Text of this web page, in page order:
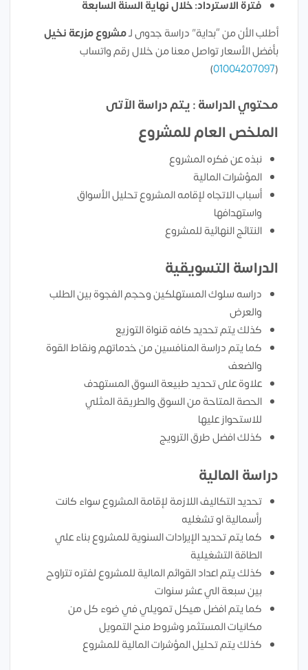
فترة الاسترداد: خلال نهاية السنة السابعة
أطلب الأن من “بداية” دراسة جدوى لـمشروعمزرعة نخيل
بأفضل الأسعار تواصل معنا من خلال رقم واتساب
(
01004207097
)
محتوي الدراسة : يتم دراسة الآتى
الملخص العام للمشروع
نبذه عن فكره المشروع
المؤشرات المالية
أسباب الاتجاه لإقامه المشروع تحليل الأسواق
واستهدافها
النتائج النهائية للمشروع
الدراسة التسويقية
دراسه سلوك المستهلكين وحجم الفجوة بين الطلب
والعرض
كذلك يتم تحديد كافه قنواة التوزيع
كما يتم دراسة المنافسين من خدماتهم ونقاط القوة
والضعف
علاوة على تحديد طبيعة السوق المستهدف
الحصة المتاحة من السوق والطريقة المثلي
للاستحواز عليها
كذلك افضل طرق الترويج
دراسة المالية
تحديد التكاليف اللازمة لإقامة المشروع سواء كانت
رأسمالية او تشغليه
كما يتم تحديد الإيرادات السنوية للمشروع بناء علي
الطاقة التشغيلية
كذلك يتم اعداد القوائم المالية للمشروع لفتره تتراوح
بين سبعة الي عشر سنوات
كما يتم افضل هيكل تمويلي في ضوء كل من
مكانيات المستثمر وشروط منح التمويل
كذلك يتم تحليل المؤشرات المالية للمشروع